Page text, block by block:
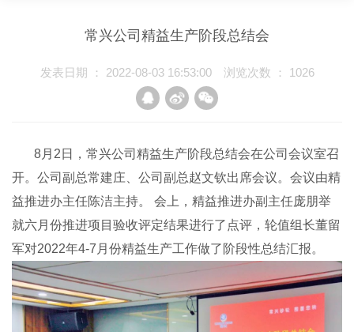
新闻资讯
联系我们
EN
常兴公司精益生产阶段总结会
发表日期 ： 2022-08-03 16:53:00 浏览次数 ： 1026
8月2日，常兴公司精益生产阶段总结会在公司会议室召
开。公司副总常建庄、公司副总赵文钦出席会议。会议由精
益推进办主任陈洁主持。 会上， 精益推进办副主任庞朋举
就六月份推进项目验收评定结果进行了点评，轮值组长董留
军对2022年4-7月份精益生产工作做了阶段性总结汇报。